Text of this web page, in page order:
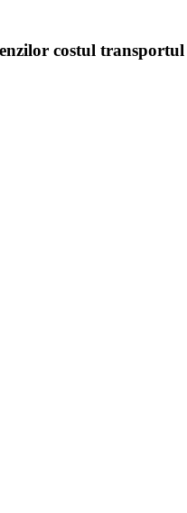
costul transportul